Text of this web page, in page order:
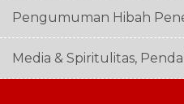
Pengumuman Hibah
Media & Spiritulitas,